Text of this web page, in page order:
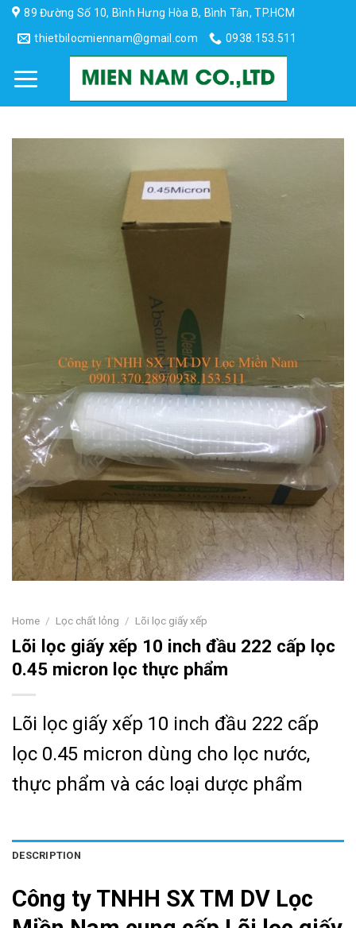
Skip
content
89 Đường Số 10, Bình Hưng Hòa B, Bình Tân, TP.HCM
thietbilocmiennam@gmail.com
0938.153.511
Home / Lọc chất lỏng / Lõi lọc giấy xếp
Lõi lọc giấy xếp 10 inch đầu 222 cấp lọc
0.45 micron lọc thực phẩm
Lõi lọc giấy xếp 10 inch đầu 222 cấp
lọc 0.45 micron dùng cho lọc nước,
thực phẩm và các loại dược phẩm
DESCRIPTION
Công ty TNHH SX TM DV Lọc